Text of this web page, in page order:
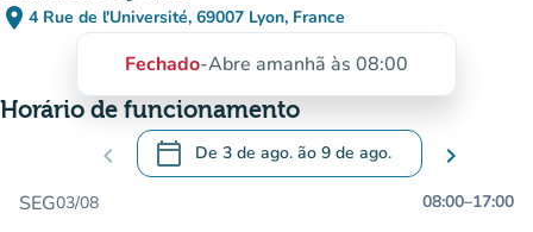
place 4 Rue de l'Université, 69007 Lyon, France
(abrir no Google Maps)
(novo separador)
Fechado-Abre amanhã às 08:00
Horário de funcionamento
chevron_left calendar_today De 3 de ago. ão 9 de ago.
.Abra o calendário para alterar as datas
chevron_right
SEG03/08 08:00–17:00